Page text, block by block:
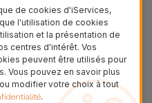
pour iPhone est
nos protecteurs en
avec un kit qui
plus facile. Assurez-
de cookies d'iServices,
l'utilisation de cookies
et la présentation de
centres d'intérêt. Vos
peuvent être utilisés pour
Vous pouvez en savoir plus
modifier votre choix à tout
.